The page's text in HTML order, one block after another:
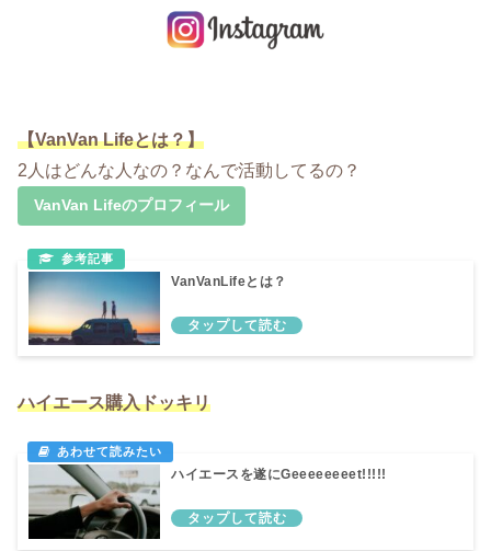
【VanVan Lifeとは？】
2人はどんな人なの？なんで活動してるの？
VanVan Lifeのプロフィール
VanVanLifeとは？
ハイエース購入ドッキリ
ハイエースを遂にGeeeeeeeet!!!!!